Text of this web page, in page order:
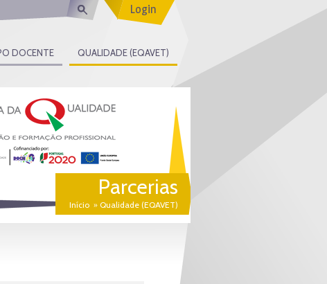
Login
DOCENTE QUALIDADE (EQAVET)
Parcerias
Início » Qualidade (EQAVET)